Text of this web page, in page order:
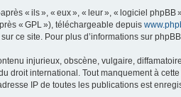
« ils », « eux », « leur », « logiciel
« GPL »), téléchargeable depuis
ce site. Pour plus d’informations sur
injurieux, obscène, vulgaire,
droit international. Tout manquement à
IP de toutes les publications est